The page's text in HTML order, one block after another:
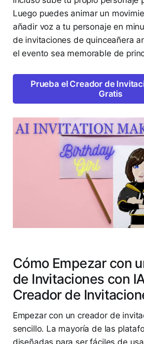
Luego puedes animar un
añadir voz a tu personaje en
de invitaciones de quinceañera
el evento sea memorable de
Prueba el Creador de
Gratis
Cómo Empezar con
de Invitaciones con
Creador de
Empezar con un creador de
sencillo. La mayoría de las
diseñadas para ser fáciles de